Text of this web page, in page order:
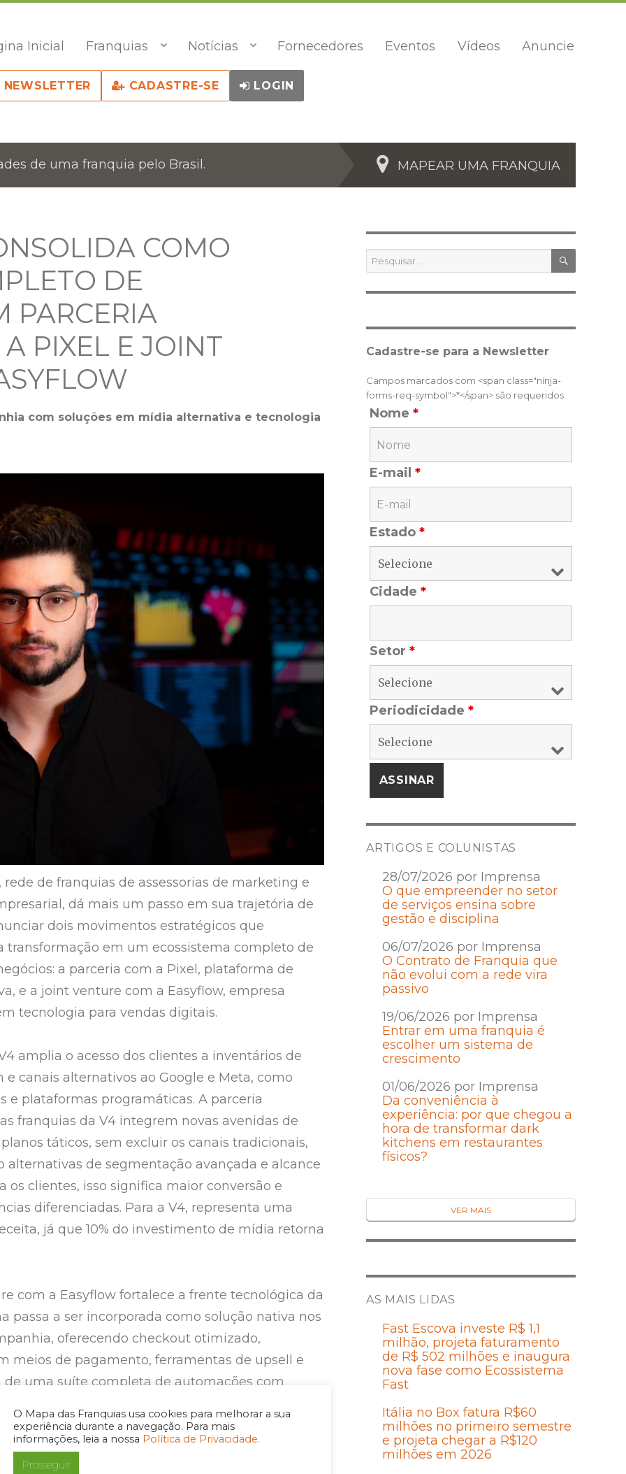
O Mapa das Franquias usa cookies para melhorar a sua
experiência durante a navegação. Para mais
informações, leia a nossa Política de Privacidade.
Prosseguir
Inicial Franquias Notícias Fornecedores Eventos Vídeos Anuncie
NEWSLETTER CADASTRE-SE LOGIN
de uma franquia pelo Brasil. MAPEAR UMA FRANQUIA
COMO
DE
PARCERIA
PIXEL E JOINT
com soluções em mídia alternativa e tecnologia
rede de franquias de assessorias de marketing e
dá mais um passo em sua trajetória de
dois movimentos estratégicos que
transformação em um ecossistema completo de
a parceria com a Pixel, plataforma de
e a joint venture com a Easyflow, empresa
tecnologia para vendas digitais.
amplia o acesso dos clientes a inventários de
canais alternativos ao Google e Meta, como
e plataformas programáticas. A parceria
franquias da V4 integrem novas avenidas de
táticos, sem excluir os canais tradicionais,
alternativas de segmentação avançada e alcance
os clientes, isso significa maior conversão e
diferenciadas. Para a V4, representa uma
já que 10% do investimento de mídia retorna
com a Easyflow fortalece a frente tecnológica da
passa a ser incorporada como solução nativa nos
oferecendo checkout otimizado,
meios de pagamento, ferramentas de upsell e
de uma suíte completa de automações com
para marketing e growth. A Easyflow
equipe e operação própria, mas atua de forma
estratégicas da V4.
Pesquisar
por:
Cadastre-se para a Newsletter
Campos marcados com <span class="ninja-
forms-req-symbol">*</span> são requeridos
Nome *
E-mail *
Estado *
Cidade *
Setor *
Periodicidade *
ARTIGOS E COLUNISTAS
28/07/2026 por Imprensa
O que empreender no setor
de serviços ensina sobre
gestão e disciplina
06/07/2026 por Imprensa
O Contrato de Franquia que
não evolui com a rede vira
passivo
19/06/2026 por Imprensa
Entrar em uma franquia é
escolher um sistema de
crescimento
01/06/2026 por Imprensa
Da conveniência à
experiência: por que chegou a
hora de transformar dark
kitchens em restaurantes
físicos?
VER MAIS
AS MAIS LIDAS
Fast Escova investe R$ 1,1
milhão, projeta faturamento
de R$ 502 milhões e inaugura
nova fase como Ecossistema
Fast
Itália no Box fatura R$60
milhões no primeiro semestre
e projeta chegar a R$120
milhões em 2026